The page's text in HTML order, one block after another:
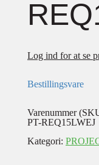
Log ind for at se
Bestillingsvare
Varenummer
PT-REQ15LWEJ
Kategori: